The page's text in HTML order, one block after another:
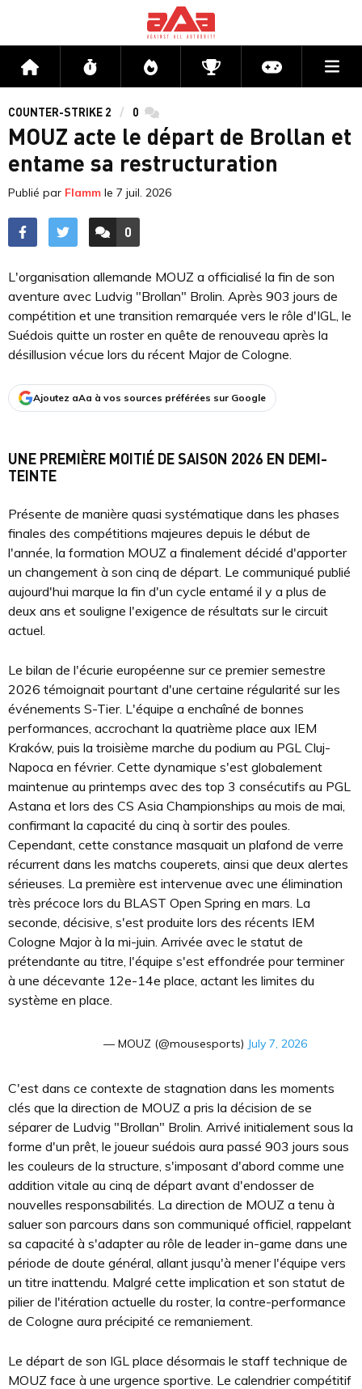
Accueil Flux Directs CompétitionsActu jeux
COUNTER-STRIKE 2 0 commentaires
MOUZ acte le départ de Brollan et
entame sa restructuration
Publié par Flamm le 7 juil. 2026
ACCÉDER AUX
0
COMMENTAIRES
L'organisation allemande MOUZ a officialisé la fin de son
aventure avec Ludvig "Brollan" Brolin. Après 903 jours de
compétition et une transition remarquée vers le rôle d'IGL, le
Suédois quitte un roster en quête de renouveau après la
désillusion vécue lors du récent Major de Cologne.
Ajoutez aAa à vos sources préférées sur Google
UNE PREMIÈRE MOITIÉ DE SAISON 2026 EN DEMI-
TEINTE
Présente de manière quasi systématique dans les phases
finales des compétitions majeures depuis le début de
l'année, la formation MOUZ a finalement décidé d'apporter
un changement à son cinq de départ. Le communiqué publié
aujourd'hui marque la fin d'un cycle entamé il y a plus de
deux ans et souligne l'exigence de résultats sur le circuit
actuel.
Le bilan de l'écurie européenne sur ce premier semestre
2026 témoignait pourtant d'une certaine régularité sur les
événements S-Tier. L'équipe a enchaîné de bonnes
performances, accrochant la quatrième place aux IEM
Kraków, puis la troisième marche du podium au PGL Cluj-
Napoca en février. Cette dynamique s'est globalement
maintenue au printemps avec des top 3 consécutifs au PGL
Astana et lors des CS Asia Championships au mois de mai,
confirmant la capacité du cinq à sortir des poules.
Cependant, cette constance masquait un plafond de verre
récurrent dans les matchs couperets, ainsi que deux alertes
sérieuses. La première est intervenue avec une élimination
très précoce lors du BLAST Open Spring en mars. La
seconde, décisive, s'est produite lors des récents IEM
Cologne Major à la mi-juin. Arrivée avec le statut de
prétendante au titre, l'équipe s'est effondrée pour terminer
à une décevante 12e-14e place, actant les limites du
système en place.
— MOUZ (@mousesports) July 7, 2026
C'est dans ce contexte de stagnation dans les moments
clés que la direction de MOUZ a pris la décision de se
séparer de Ludvig "Brollan" Brolin. Arrivé initialement sous la
forme d'un prêt, le joueur suédois aura passé 903 jours sous
les couleurs de la structure, s'imposant d'abord comme une
addition vitale au cinq de départ avant d'endosser de
nouvelles responsabilités. La direction de MOUZ a tenu à
saluer son parcours dans son communiqué officiel, rappelant
sa capacité à s'adapter au rôle de leader in-game dans une
période de doute général, allant jusqu'à mener l'équipe vers
un titre inattendu. Malgré cette implication et son statut de
pilier de l'itération actuelle du roster, la contre-performance
de Cologne aura précipité ce remaniement.
Le départ de son IGL place désormais le staff technique de
MOUZ face à une urgence sportive. Le calendrier compétitif